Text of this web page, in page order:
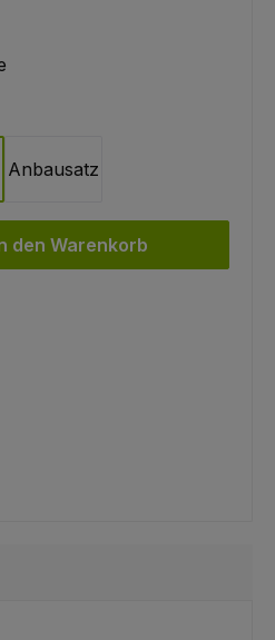
Anbausatz
oder benutze die Schaltflächen
den Warenkorb